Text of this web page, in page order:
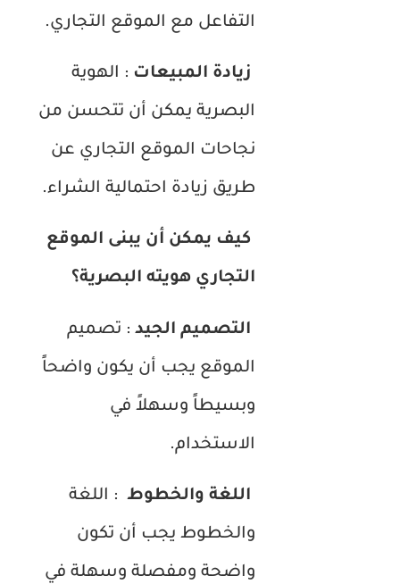
التفاعل مع الموقع التجاري.
زيادة المبيعات : الهوية
البصرية يمكن أن تتحسن من
نجاحات الموقع التجاري عن
طريق زيادة احتمالية الشراء.
كيف يمكن أن يبنى الموقع
التجاري هويته البصرية؟
التصميم الجيد : تصميم
الموقع يجب أن يكون واضحاً
وبسيطاً وسهلاً في
الاستخدام.
اللغة والخطوط : اللغة
والخطوط يجب أن تكون
واضحة ومفصلة وسهلة في